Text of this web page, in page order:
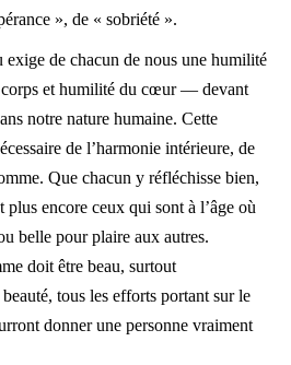
», de « sobriété ».
exige de chacun de nous une humilité
et humilité du cœur — devant
notre nature humaine. Cette
de l’harmonie intérieure, de
Que chacun y réfléchisse bien,
plus encore ceux qui sont à l’âge où
belle pour plaire aux autres.
doit être beau, surtout
tous les efforts portant sur le
donner une personne vraiment